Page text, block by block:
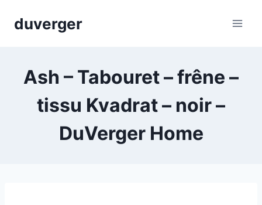
duverger
Ash – Tabouret – frêne –
tissu Kvadrat – noir –
DuVerger Home